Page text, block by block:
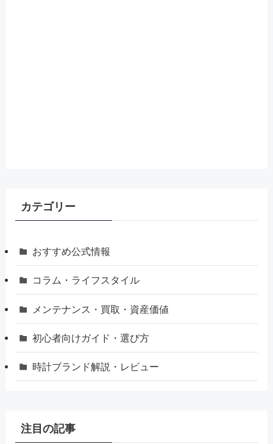
カテゴリー
おすすめ公式情報
コラム・ライフスタイル
メンテナンス・買取・資産価値
初心者向けガイド・選び方
時計ブランド解説・レビュー
注目の記事